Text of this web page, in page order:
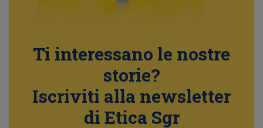
Ti interessano le nostre
storie?
Iscriviti alla newsletter
di Etica Sgr